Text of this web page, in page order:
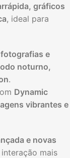
gráficos
, ideal para
fotografias e
noturno,
.
Dynamic
vibrantes e
e novas
mais